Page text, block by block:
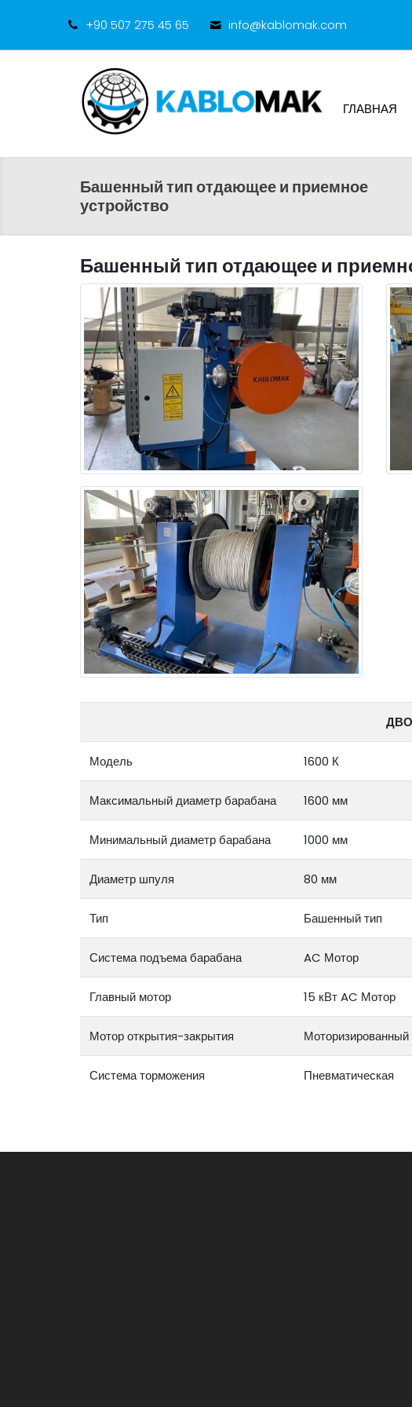
+90 507 275 45 65 info@kablomak.com
ГЛАВНАЯ
Башенный тип отдающее и приемное
устройство
Башенный тип отдающее и
Модель 1600 К
Максимальный диаметр барабана 1600 мм
Минимальный диаметр барабана 1000 мм
Диаметр шпуля 80 мм
Тип Башенный тип
Система подъема барабана AC Мотор
Главный мотор 15 кВт AC Мотор
Мотор открытия-закрытия Моторизированный
Система торможения Пневматическая